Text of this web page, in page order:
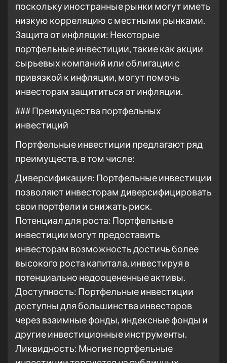
поскольку иностранные рынки могут иметь
низкую корреляцию с местными рынками.
Защита от инфляции: Некоторые
портфельные инвестиции, такие как акции
сырьевых компаний или облигации с
привязкой к инфляции, могут помочь
инвесторам защититься от инфляции.
### Преимущества портфельных
инвестиций
Портфельные инвестиции предлагают ряд
преимуществ, в том числе:
Диверсификация: Портфельные инвестиции
позволяют инвесторам диверсифицировать
свои портфели и снижать риск.
Потенциал для роста: Портфельные
инвестиции могут предоставить
инвесторам возможность достичь более
высокого роста капитала, инвестируя в
потенциально недооцененные активы.
Доступность: Портфельные инвестиции
доступны для большинства инвесторов
через взаимные фонды, индексные фонды и
другие инвестиционные инструменты.
Ликвидность: Многие портфельные